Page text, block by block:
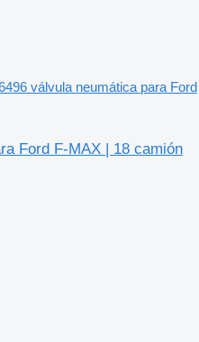
válvula neumática para Ford
Ford F-MAX | 18 camión